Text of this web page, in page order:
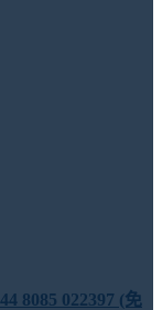
8085 022397 (免